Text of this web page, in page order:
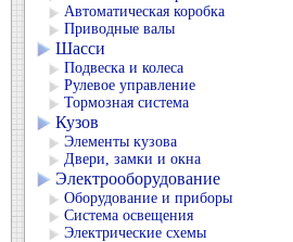
Автоматическая коробка
Приводные валы
Шасси
Подвеска и колеса
Рулевое управление
Тормозная система
Кузов
Элементы кузова
Двери, замки и окна
Электрооборудование
Оборудование и приборы
Система освещения
Электрические схемы